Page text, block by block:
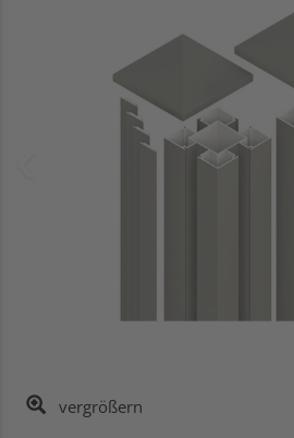
vergrößern